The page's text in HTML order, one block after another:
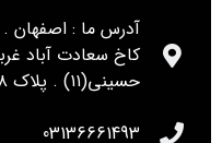
آدرس ما : اصفهان .
کاخ سعادت آباد
حسینی(۱۱) . پلاک ۳۸ . واحد۱
03136661493